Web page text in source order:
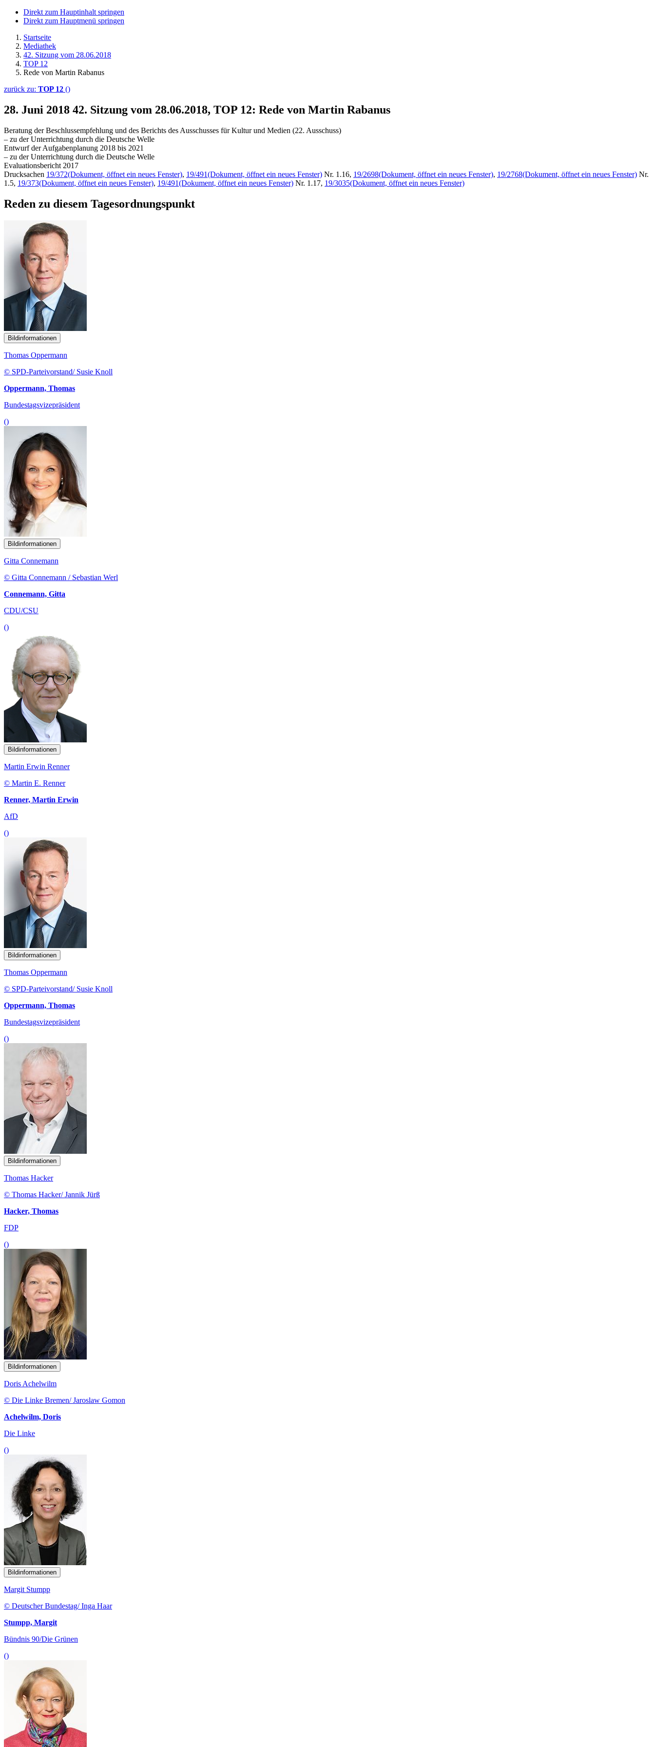
Direkt zum Hauptinhalt springen
Direkt zum Hauptmenü springen
Startseite
Mediathek
42. Sitzung vom 28.06.2018
TOP 12
Rede von Martin Rabanus
zurück zu: TOP 12 ()
28. Juni 2018 42. Sitzung vom 28.06.2018, TOP 12: Rede von Martin Rabanus
Beratung der Beschlussempfehlung und des Berichts des Ausschusses für Kultur und Medien (22. Ausschuss)
– zu der Unterrichtung durch die Deutsche Welle
Entwurf der Aufgabenplanung 2018 bis 2021
– zu der Unterrichtung durch die Deutsche Welle
Evaluationsbericht 2017
Drucksachen 19/372(Dokument, öffnet ein neues Fenster), 19/491(Dokument, öffnet ein neues Fenster) Nr. 1.16, 19/2698(Dokument, öffnet ein neues Fenster), 19/2768(Dokument, öffnet ein neues Fenster) Nr.
1.5, 19/373(Dokument, öffnet ein neues Fenster), 19/491(Dokument, öffnet ein neues Fenster) Nr. 1.17, 19/3035(Dokument, öffnet ein neues Fenster)
Reden zu diesem Tagesordnungspunkt
Bildinformationen
Thomas Oppermann
© SPD-Parteivorstand/ Susie Knoll
Oppermann, Thomas
Bundestagsvizepräsident
()
Bildinformationen
Gitta Connemann
© Gitta Connemann / Sebastian Werl
Connemann, Gitta
CDU/CSU
()
Bildinformationen
Martin Erwin Renner
© Martin E. Renner
Renner, Martin Erwin
AfD
()
Bildinformationen
Thomas Oppermann
© SPD-Parteivorstand/ Susie Knoll
Oppermann, Thomas
Bundestagsvizepräsident
()
Bildinformationen
Thomas Hacker
© Thomas Hacker/ Jannik Jürß
Hacker, Thomas
FDP
()
Bildinformationen
Doris Achelwilm
© Die Linke Bremen/ Jaroslaw Gomon
Achelwilm, Doris
Die Linke
()
Bildinformationen
Margit Stumpp
© Deutscher Bundestag/ Inga Haar
Stumpp, Margit
Bündnis 90/Die Grünen
()